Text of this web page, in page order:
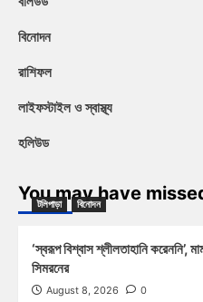
বিনোদন
রাশিফল
লাইফস্টাইল ও স্বাস্থ্য
হলিউড
You may have
টলিপাড়া বিনোদন
‘স্বরূপ বিশ্বাস শ্লীলতাহানি করেননি’,
সিমরনের
August 8, 2026 0